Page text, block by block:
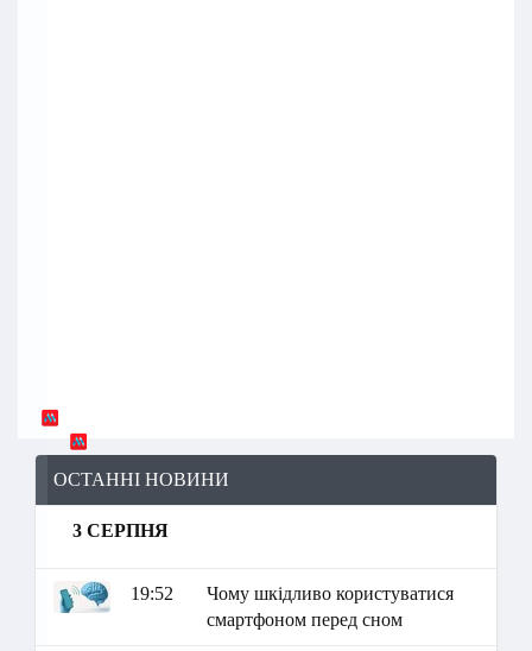
ОСТАННІ НОВИНИ
3 СЕРПНЯ
19:52
Чому шкідливо користуватися
смартфоном перед сном